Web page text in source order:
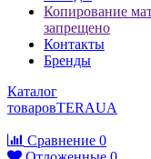
Копирование
запрещено
Контакты
Бренды
Каталог
товаровTERAUA
Сравнение 0